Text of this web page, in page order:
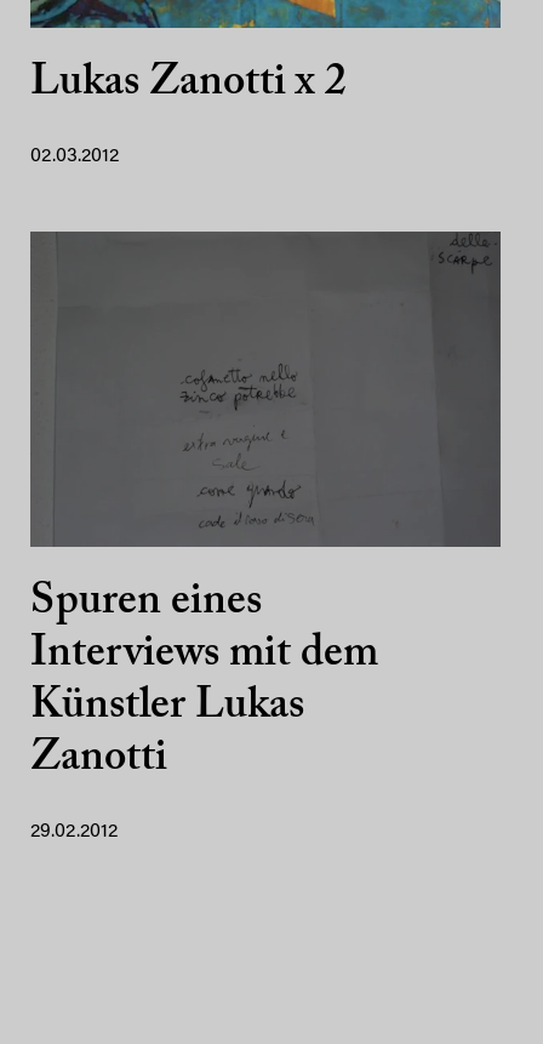
Lukas Zanotti x 2
02.03.2012
Spuren eines
Interviews mit dem
Künstler Lukas
Zanotti
29.02.2012